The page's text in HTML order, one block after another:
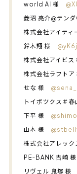
world AI 様
菱沼 亮介@テン
株式会社アイテ
鈴木翔 様
株式会社アイビ
株式会社ラフト
せな 様
トイボツクス＃
下平 様
山本 様
株式会社アレッ
PE-BANK 吉崎
リヴェル 鬼塚 様